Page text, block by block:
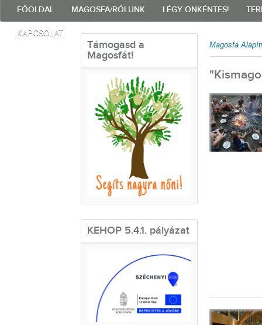
FŐOLDAL MAGOSFA/RÓLUNK LÉGY ÖNKÉNTES!
KAPCSOLAT
Támogasd a
Magosfát!
KEHOP 5.4.1. pályázat
Magosfa